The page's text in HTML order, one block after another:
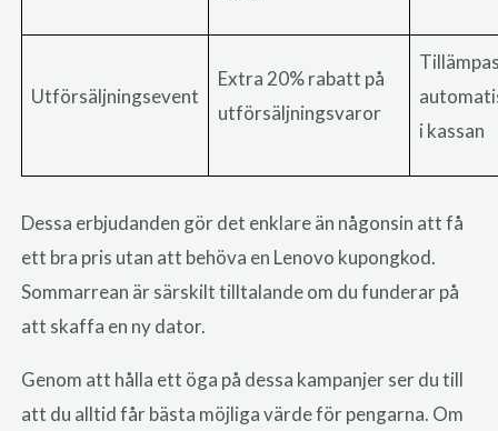
Utförsäljningsevent
Extra 20% rabatt på
utförsäljningsvaror
i kassan
Dessa erbjudanden gör det enklare än någonsin att få
ett bra pris utan att behöva en Lenovo kupongkod.
Sommarrean är särskilt tilltalande om du funderar på
att skaffa en ny dator.
Genom att hålla ett öga på dessa kampanjer ser du till
att du alltid får bästa möjliga värde för pengarna. Om